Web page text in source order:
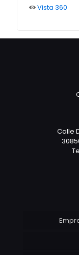
Vista 360
Calle